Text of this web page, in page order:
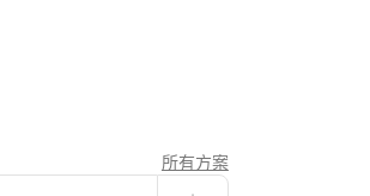
所有方案